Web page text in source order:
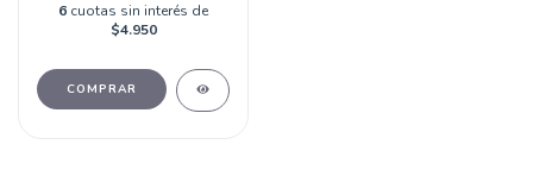
6 cuotas sin interés de
$4.950